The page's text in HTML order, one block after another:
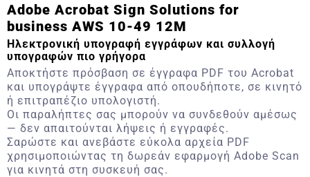
Adobe Acrobat Sign Solutions for
business AWS 10-49 12M
Ηλεκτρονική υπογραφή εγγράφων και συλλογή
υπογραφών πιο γρήγορα
Αποκτήστε πρόσβαση σε έγγραφα PDF του Acrobat
και υπογράψτε έγγραφα από οπουδήποτε, σε κινητό
ή επιτραπέζιο υπολογιστή.
Οι παραλήπτες σας μπορούν να συνδεθούν αμέσως
— δεν απαιτούνται λήψεις ή εγγραφές.
Σαρώστε και ανεβάστε εύκολα αρχεία PDF
χρησιμοποιώντας τη δωρεάν εφαρμογή Adobe Scan
για κινητά στη συσκευή σας.